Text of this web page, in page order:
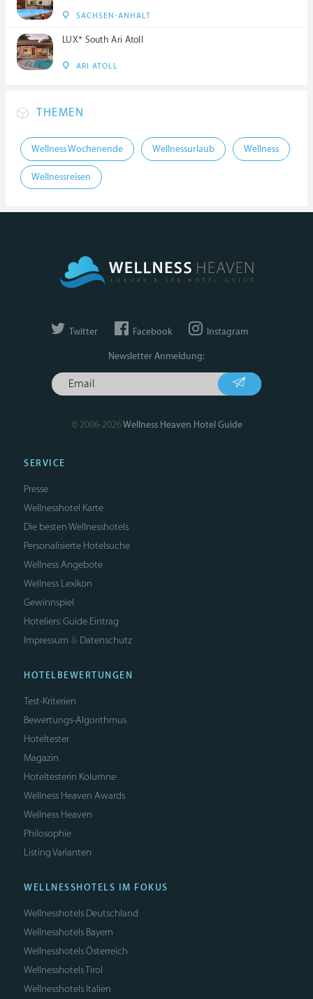
SACHSEN-ANHALT
LUX* South Ari Atoll
ARI ATOLL
THEMEN
Wellness Wochenende Wellnessurlaub Wellness
Wellnessreisen
Twitter Facebook Instagram
Newsletter Anmeldung:
© 2006-2026Wellness Heaven Hotel Guide
SERVICE
Presse
Wellnesshotel Karte
Die besten Wellnesshotels
Personalisierte Hotelsuche
Wellness Angebote
Wellness Lexikon
Gewinnspiel
Hoteliers: Guide Eintrag
Impressum & Datenschutz
HOTELBEWERTUNGEN
Test-Kriterien
Bewertungs-Algorithmus
Hoteltester
Magazin
Hoteltesterin Kolumne
Wellness Heaven Awards
Wellness Heaven
Philosophie
Listing Varianten
WELLNESSHOTELS IM FOKUS
Wellnesshotels Deutschland
Wellnesshotels Bayern
Wellnesshotels Österreich
Wellnesshotels Tirol
Wellnesshotels Italien